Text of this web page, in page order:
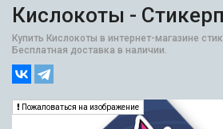
Кислокоты -
Купить Кислокоты в интернет-магазине
Бесплатная доставка в наличии.
Пожаловаться на изображение